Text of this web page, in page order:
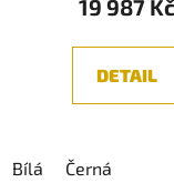
19 987 Kč
DETAIL
Bílá Černá